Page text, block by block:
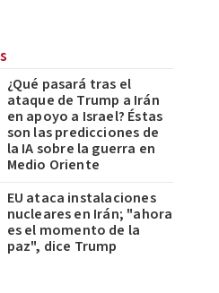
¿Qué pasará tras el
ataque de Trump a Irán
en apoyo a Israel? Éstas
son las predicciones de
la IA sobre la guerra en
Medio Oriente
EU ataca instalaciones
nucleares en Irán; "ahora
es el momento de la
paz", dice Trump